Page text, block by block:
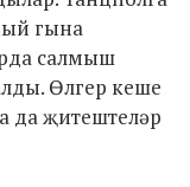
гына
салмыш
Өлгер кеше
да җитештеләр